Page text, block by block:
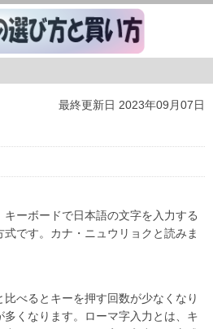
最終更新日 2023年09月07日
ーボードで日本語の文字を入力する
です。カナ・ニュウリョクと読みま
べるとキーを押す回数が少なくなり
多くなります。ローマ字入力とは、キ